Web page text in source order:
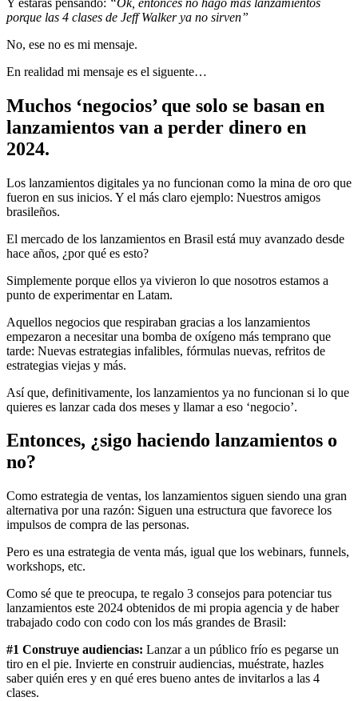
porque las 4 clases de Jeff Walker ya no sirven”
No, ese no es mi mensaje.
En realidad mi mensaje es el siguente…
Muchos ‘negocios’ que solo se basan en
lanzamientos van a perder dinero en
2024.
Los lanzamientos digitales ya no funcionan como la mina de oro que
fueron en sus inicios. Y el más claro ejemplo: Nuestros amigos
brasileños.
El mercado de los lanzamientos en Brasil está muy avanzado desde
hace años, ¿por qué es esto?
Simplemente porque ellos ya vivieron lo que nosotros estamos a
punto de experimentar en Latam.
Aquellos negocios que respiraban gracias a los lanzamientos
empezaron a necesitar una bomba de oxígeno más temprano que
tarde: Nuevas estrategias infalibles, fórmulas nuevas, refritos de
estrategias viejas y más.
Así que, definitivamente, los lanzamientos ya no funcionan si lo que
quieres es lanzar cada dos meses y llamar a eso ‘negocio’.
Entonces, ¿sigo haciendo lanzamientos o
no?
Como estrategia de ventas, los lanzamientos siguen siendo una gran
alternativa por una razón: Siguen una estructura que favorece los
impulsos de compra de las personas.
Pero es una estrategia de venta más, igual que los webinars, funnels,
workshops, etc.
Como sé que te preocupa, te regalo 3 consejos para potenciar tus
lanzamientos este 2024 obtenidos de mi propia agencia y de haber
trabajado codo con codo con los más grandes de Brasil:
#1 Construye audiencias: Lanzar a un público frío es pegarse un
tiro en el pie. Invierte en construir audiencias, muéstrate, hazles
saber quién eres y en qué eres bueno antes de invitarlos a las 4
clases.